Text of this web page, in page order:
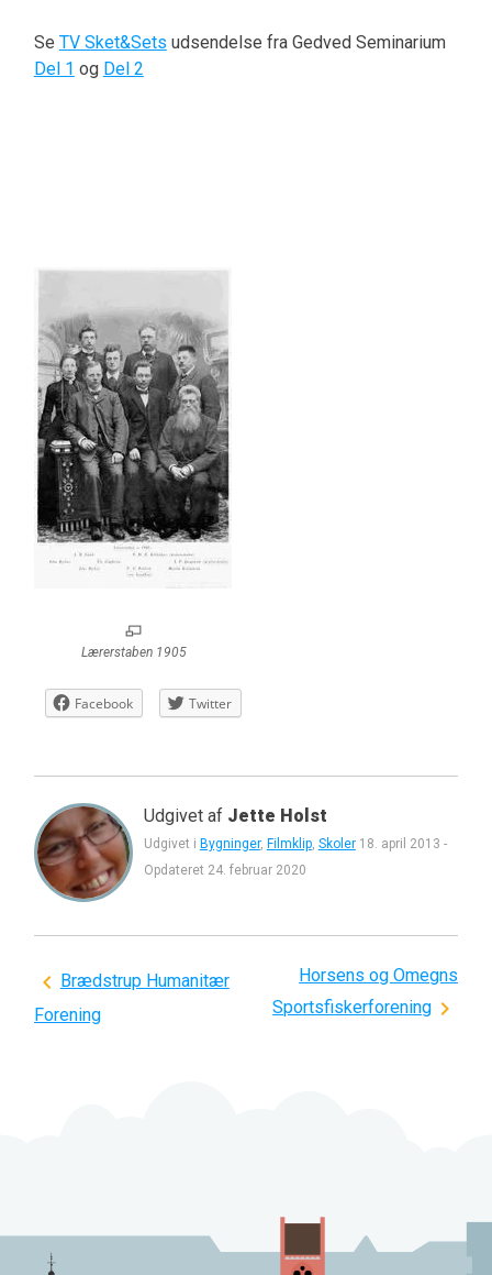
Se TV Sket&Sets udsendelse fra Gedved Seminarium
Del 1 og Del 2
Lærerstaben 1905
Facebook Twitter
Udgivet af Jette Holst
Udgivet i Bygninger, Filmklip, Skoler 18. april 2013 -
Opdateret 24. februar 2020
Indlægsnavigation
Brædstrup Humanitær
Forening
Horsens og Omegns
Sportsfiskerforening